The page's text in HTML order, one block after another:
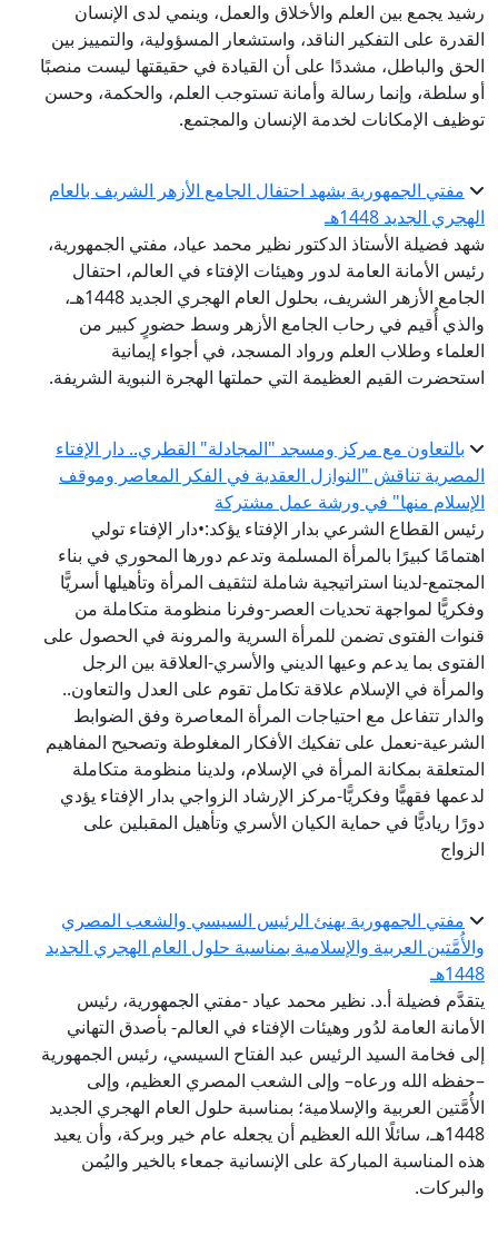
رشيد يجمع بين العلم والأخلاق والعمل، وينمي لدى الإنسان
القدرة على التفكير الناقد، واستشعار المسؤولية، والتمييز بين
الحق والباطل، مشددًا على أن القيادة في حقيقتها ليست منصبًا
أو سلطة، وإنما رسالة وأمانة تستوجب العلم، والحكمة، وحسن
توظيف الإمكانات لخدمة الإنسان والمجتمع.
مفتي الجمهورية يشهد احتفال الجامع الأزهر الشريف بالعام
الهجري الجديد 1448هـ
شهد فضيلة الأستاذ الدكتور نظير محمد عياد، مفتي الجمهورية،
رئيس الأمانة العامة لدور وهيئات الإفتاء في العالم، احتفال
الجامع الأزهر الشريف، بحلول العام الهجري الجديد 1448هـ،
والذي أُقيم في رحاب الجامع الأزهر وسط حضورٍ كبير من
العلماء وطلاب العلم ورواد المسجد، في أجواء إيمانية
استحضرت القيم العظيمة التي حملتها الهجرة النبوية الشريفة.
بالتعاون مع مركز ومسجد "المجادلة" القطري.. دار الإفتاء
المصرية تناقش "النوازل العقدية في الفكر المعاصر وموقف
الإسلام منها" في ورشة عمل مشتركة
رئيس القطاع الشرعي بدار الإفتاء يؤكد:•دار الإفتاء تولي
اهتمامًا كبيرًا بالمرأة المسلمة وتدعم دورها المحوري في بناء
المجتمع-لدينا استراتيجية شاملة لتثقيف المرأة وتأهيلها أسريًّا
وفكريًّا لمواجهة تحديات العصر-وفرنا منظومة متكاملة من
قنوات الفتوى تضمن للمرأة السرية والمرونة في الحصول على
الفتوى بما يدعم وعيها الديني والأسري-العلاقة بين الرجل
والمرأة في الإسلام علاقة تكامل تقوم على العدل والتعاون..
والدار تتفاعل مع احتياجات المرأة المعاصرة وفق الضوابط
الشرعية-نعمل على تفكيك الأفكار المغلوطة وتصحيح المفاهيم
المتعلقة بمكانة المرأة في الإسلام، ولدينا منظومة متكاملة
لدعمها فقهيًّا وفكريًّا-مركز الإرشاد الزواجي بدار الإفتاء يؤدي
دورًا رياديًّا في حماية الكيان الأسري وتأهيل المقبلين على
الزواج
مفتي الجمهورية يهنئ الرئيس السيسي والشعب المصري
والأُمَّتين العربية والإسلامية بمناسبة حلول العام الهجري الجديد
1448هـ
يتقدَّم فضيلة أ.د. نظير محمد عياد -مفتي الجمهورية، رئيس
الأمانة العامة لدُور وهيئات الإفتاء في العالم- بأصدق التهاني
إلى فخامة السيد الرئيس عبد الفتاح السيسي، رئيس الجمهورية
–حفظه الله ورعاه– وإلى الشعب المصري العظيم، وإلى
الأُمَّتين العربية والإسلامية؛ بمناسبة حلول العام الهجري الجديد
1448هـ، سائلًا الله العظيم أن يجعله عام خير وبركة، وأن يعيد
هذه المناسبة المباركة على الإنسانية جمعاء بالخير واليُمن
والبركات.